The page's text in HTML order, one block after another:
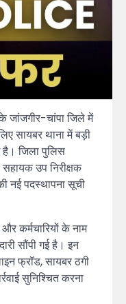
जांजगीर-चांपा जिले में
सायबर थाना में बड़ी
है। जिला पुलिस
उप निरीक्षक
नई पदस्थापना सूची
कर्मचारियों के नाम
सौंपी गई है। इन
फ्रॉड, सायबर ठगी
सुनिश्चित करना